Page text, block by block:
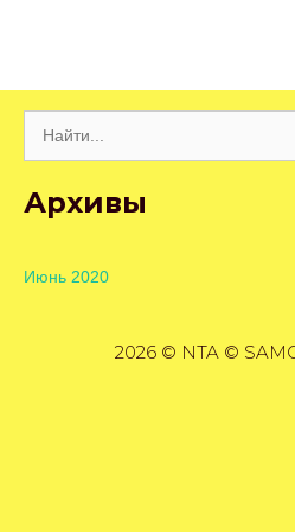
Архивы
Июнь 2020
2026 © NTA ©